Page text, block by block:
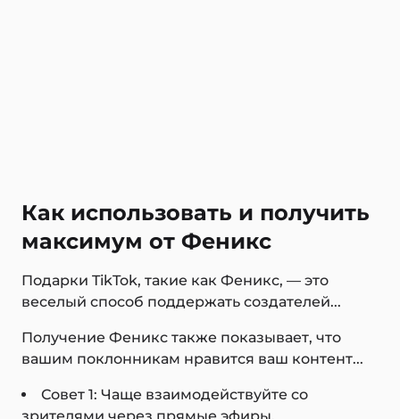
Как использовать и получить
максимум от Феникс
Подарки TikTok, такие как Феникс, — это
веселый способ поддержать создателей...
Получение Феникс также показывает, что
вашим поклонникам нравится ваш контент...
Совет 1: Чаще взаимодействуйте со